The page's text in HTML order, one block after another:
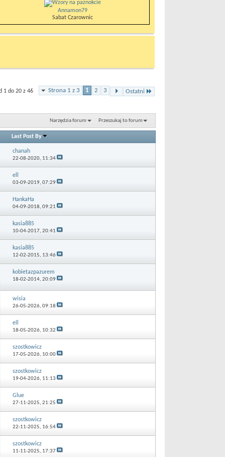
Annamon79
Sabat Czarownic
Strona 1 z 3 1 2 3 Ostatni
1 do 20 z 46
Narzędzia forum Przeszukaj to forum
Last Post By
chanah
22-08-2020, 11:34
ell
03-09-2019, 07:29
HankaHa
04-09-2018, 09:21
kasia885
10-04-2017, 20:41
kasia885
12-02-2015, 13:46
kobietazpazurem
18-02-2014, 20:09
wisia
26-05-2026, 09:18
ell
18-05-2026, 10:32
szostkowicz
17-05-2026, 10:00
szostkowicz
19-04-2026, 11:13
Glue
27-11-2025, 21:25
szostkowicz
22-11-2025, 16:54
szostkowicz
11-11-2025, 17:37